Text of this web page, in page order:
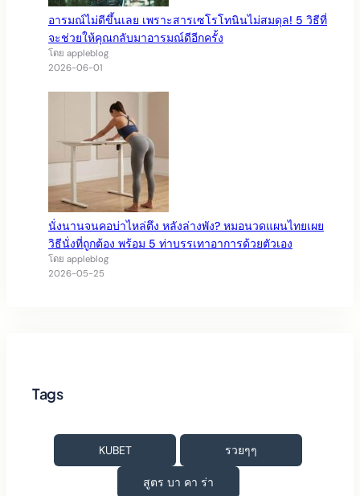
อารมณ์ไม่ดีขึ้นเลย เพราะสารเซโรโทนินไม่สมดุล! 5 วิธีที่
จะช่วยให้คุณกลับมาอารมณ์ดีอีกครั้ง
โดย appleblog
2026-06-01
นั่งนานจนคอบ่าไหล่ตึง หลังล่างพัง? หมอนวดแผนไทยเผย
วิธีนั่งที่ถูกต้อง พร้อม 5 ท่าบรรเทาอาการด้วยตัวเอง
โดย appleblog
2026-05-25
Tags
KUBET รวยๆๆ
สูตร บา คา ร่า